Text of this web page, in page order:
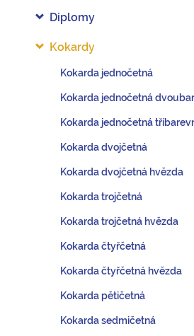
Diplomy
Kokardy
Kokarda jednočetná
Kokarda jednočetná
Kokarda jednočetná
Kokarda dvojčetná
Kokarda dvojčetná hvězda
Kokarda trojčetná
Kokarda trojčetná hvězda
Kokarda čtyřčetná
Kokarda čtyřčetná hvězda
Kokarda pětičetná
Kokarda sedmičetná